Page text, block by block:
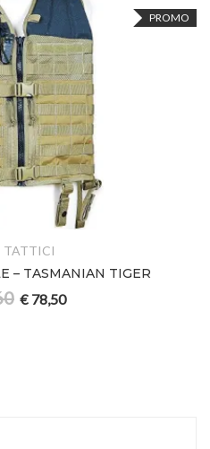
PROMO
TATTICI
– TASMANIAN TIGER
€ 78,50